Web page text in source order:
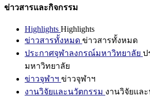
ข่าวสารและกิจกรรม
Highlights Highlights
ข่าวสารทั้งหมด ข่าวสารทั้งหมด
ประกาศจุฬาลงกรณ์มหาวิทยาลัย ป
มหาวิทยาลัย
ข่าวจุฬาฯ ข่าวจุฬาฯ
งานวิจัยและนวัตกรรม งานวิจัยแล